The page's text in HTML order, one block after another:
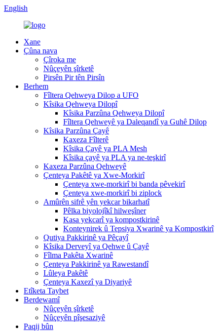
English
Xane
Çûna nava
Çîroka me
Nûçeyên şîrketê
Pirsên Pir tên Pirsîn
Berhem
Fîltera Qehweya Dilop a UFO
Kîsika Qehweya Dilopî
Kîsika Parzûna Qehweya Dilopî
Fîltera Qehweyê ya Daleqandî ya Guhê Dilop
Kîsika Parzûna Çayê
Kaxeza Fîlterê
Kîsika Çayê ya PLA Mesh
Kîsika çayê ya PLA ya ne-teşkirî
Kaxeza Parzûna Qehweyê
Çenteya Pakêtê ya Xwe-Morkirî
Çenteya xwe-morkirî bi banda pêvekirî
Çenteya xwe-morkirî bi ziplock
Amûrên sifrê yên yekcar bikarhatî
Pêlka biyolojîkî hilweşîner
Kasa yekcarî ya kompostkirinê
Konteynirek û Tepsiya Xwarinê ya Kompostkirî
Qutiya Pakkirinê ya Pêçayî
Kîsika Derveyî ya Qehwe û Çayê
Fîlma Pakêta Xwarinê
Çenteya Pakkirinê ya Rawestandî
Lûleya Pakêtê
Çenteya Kaxezî ya Diyariyê
Etîketa Taybet
Berdewamî
Nûçeyên şîrketê
Nûçeyên pîşesaziyê
Paqij bûn